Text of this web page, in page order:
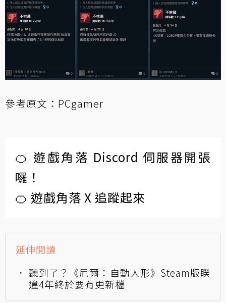
參考原文： PCgamer
🍊 遊戲角落 Discord 伺服器開張
囉！
🍊 遊戲角落 X 追蹤起來
延伸閱讀
聽到了？《尼爾：自動人形》Steam版睽
違4年終於要有更新檔